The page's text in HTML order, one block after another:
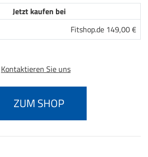
Jetzt kaufen bei
Fitshop.de 149,00 €
Kontaktieren Sie uns
ZUM SHOP